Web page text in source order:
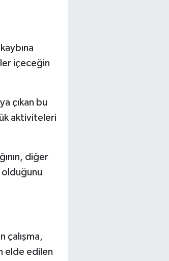
içeceğin
çıkan bu
aktiviteleri
diğer
olduğunu
çalışma,
elde edilen